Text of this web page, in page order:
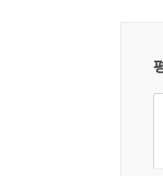
소
프